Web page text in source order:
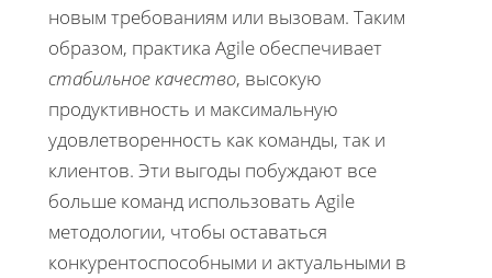
новым требованиям или вызовам. Таким
образом, практика Agile обеспечивает
стабильное качество, высокую
продуктивность и максимальную
удовлетворенность как команды, так и
клиентов. Эти выгоды побуждают все
больше команд использовать Agile
методологии, чтобы оставаться
конкурентоспособными и актуальными в